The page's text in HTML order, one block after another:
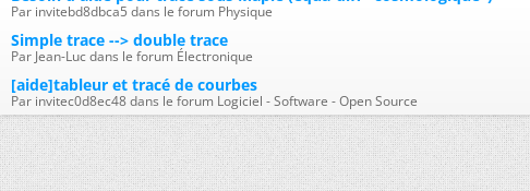
Par invitebd8dbca5 dans le forum Physique
Simple trace --> double trace
Par Jean-Luc dans le forum Électronique
[aide]tableur et tracé de courbes
Par invitec0d8ec48 dans le forum Logiciel - Software - Open Source